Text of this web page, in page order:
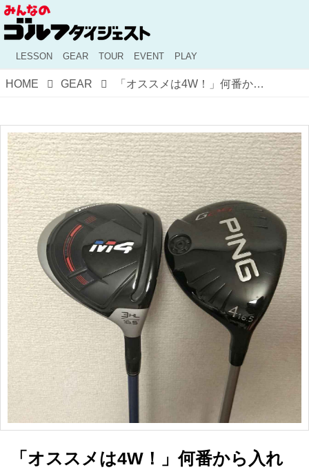
LESSON GEAR TOUR EVENT PLAY
HOME GEAR 「オススメは4W！」何番から入れている？ フェアウェイウッドのセッティング
「オススメは4W！」何番から入れ